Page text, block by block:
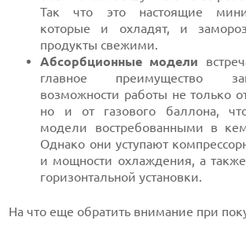
Так что это настоящие мини-
которые и охладят, и
продукты свежими.
Абсорбционные модели
главное преимущество
возможности работы не только
но и от газового баллона,
модели востребованными в
Однако они уступают
и мощности охлаждения, а также
горизонтальной установки.
На что еще обратить внимание при